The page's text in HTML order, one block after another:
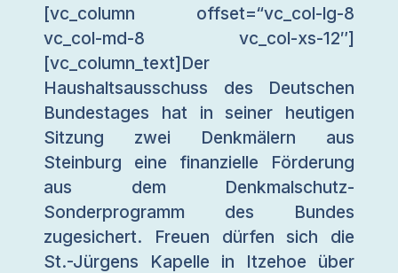
[vc_column offset=“vc_col-lg-8
vc_col-md-8 vc_col-xs-12″]
[vc_column_text]Der
Haushaltsausschuss des Deutschen
Bundestages hat in seiner heutigen
Sitzung zwei Denkmälern aus
Steinburg eine finanzielle Förderung
aus dem Denkmalschutz-
Sonderprogramm des Bundes
zugesichert. Freuen dürfen sich die
St.-Jürgens Kapelle in Itzehoe über